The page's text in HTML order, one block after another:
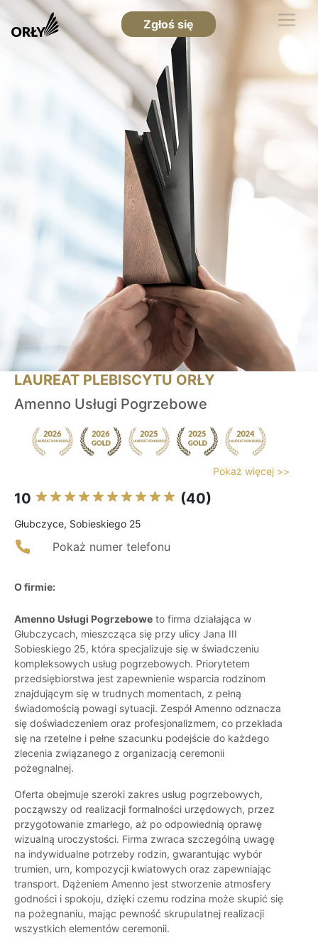
Zgłoś się
LAUREAT PLEBISCYTU ORŁY
Amenno Usługi Pogrzebowe
Pokaż więcej >>
10 (40)
Głubczyce, Sobieskiego 25
Pokaż numer telefonu
O firmie:
Amenno Usługi Pogrzebowe to firma działająca w
Głubczycach, mieszcząca się przy ulicy Jana III
Sobieskiego 25, która specjalizuje się w świadczeniu
kompleksowych usług pogrzebowych. Priorytetem
przedsiębiorstwa jest zapewnienie wsparcia rodzinom
znajdującym się w trudnych momentach, z pełną
świadomością powagi sytuacji. Zespół Amenno odznacza
się doświadczeniem oraz profesjonalizmem, co przekłada
się na rzetelne i pełne szacunku podejście do każdego
zlecenia związanego z organizacją ceremonii
pożegnalnej.
Oferta obejmuje szeroki zakres usług pogrzebowych,
począwszy od realizacji formalności urzędowych, przez
przygotowanie zmarłego, aż po odpowiednią oprawę
wizualną uroczystości. Firma zwraca szczególną uwagę
na indywidualne potrzeby rodzin, gwarantując wybór
trumien, urn, kompozycji kwiatowych oraz zapewniając
transport. Dążeniem Amenno jest stworzenie atmosfery
godności i spokoju, dzięki czemu rodzina może skupić się
na pożegnaniu, mając pewność skrupulatnej realizacji
wszystkich elementów ceremonii.